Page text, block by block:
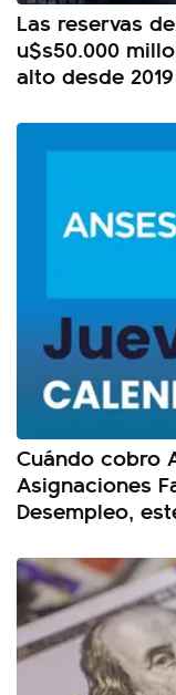
Las reservas
u$s50.000
alto desde 2019
Cuándo cobro
Asignaciones
Desempleo,